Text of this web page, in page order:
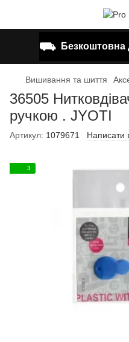
⛟ Безкоштовна
Вишивання та шиття
36505
ручкою . JYOTI
Артикул: 1079671 Написати
3